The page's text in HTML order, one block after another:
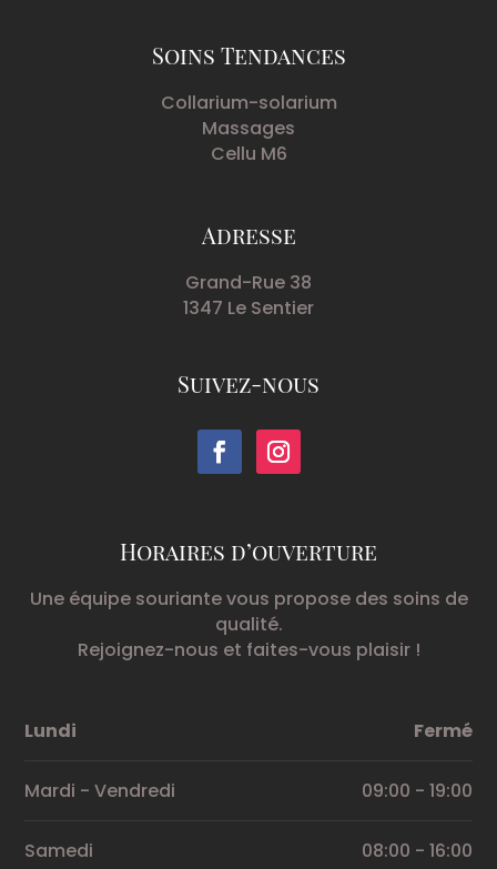
Soins Tendances
Collarium-solarium
Massages
Cellu M6
Adresse
Grand-Rue 38
1347 Le Sentier
Suivez-nous
Horaires d’ouverture
Une équipe souriante vous propose des soins de
qualité.
Rejoignez-nous et faites-vous plaisir !
Lundi Fermé
Mardi - Vendredi 09:00 - 19:00
Samedi 08:00 - 16:00